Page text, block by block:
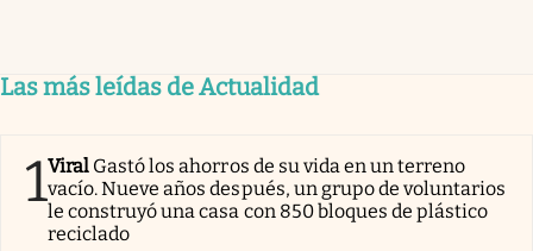
Las más leídas de Actualidad
1Viral Gastó los ahorros de su vida en un terreno
vacío. Nueve años después, un grupo de voluntarios
le construyó una casa con 850 bloques de plástico
reciclado